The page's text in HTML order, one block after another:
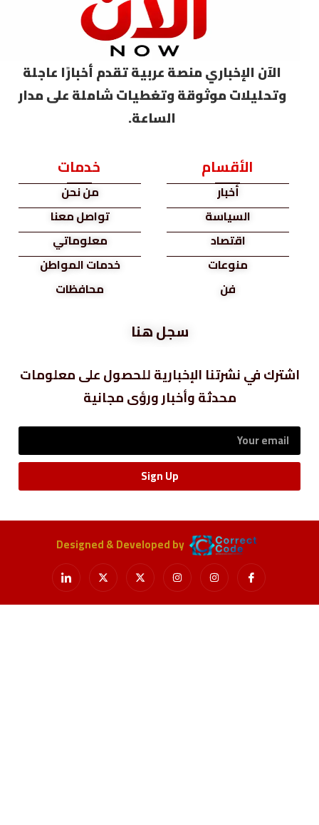
الآن الإخباري منصة عربية تقدم أخبارًا عاجلة
وتحليلات موثوقة وتغطيات شاملة على مدار
الساعة.
الأقسام
أخبار
السياسة
اقتصاد
منوعات
فن
خدمات
من نحن
تواصل معنا
معلوماتي
خدمات المواطن
محافظات
سجل هنا
اشترك في نشرتنا الإخبارية للحصول على معلومات
محدثة وأخبار ورؤى مجانية
Sign Up
Designed & Developed by